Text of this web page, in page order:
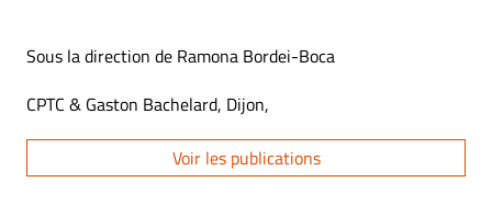
Sous la direction de Ramona Bordei-Boca
CPTC & Gaston Bachelard, Dijon,
Voir les publications